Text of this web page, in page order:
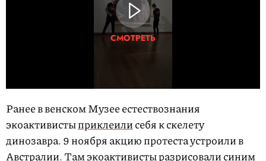
СМОТРЕТЬ
Ранее в венском Музее естествознания
экоактивистыприклеилисебя к скелету
динозавра. 9 ноября акцию протеста устроили в
Австралии. Там экоактивистыразрисовалисиним